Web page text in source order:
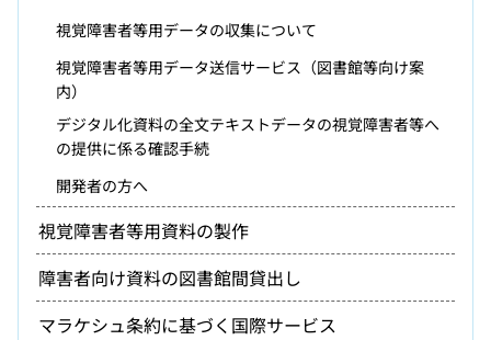
視覚障害者等用データの収集について
視覚障害者等用データ送信サービス（図書館等向け案
内）
デジタル化資料の全文テキストデータの視覚障害者等へ
の提供に係る確認手続
開発者の方へ
視覚障害者等用資料の製作
障害者向け資料の図書館間貸出し
マラケシュ条約に基づく国際サービス